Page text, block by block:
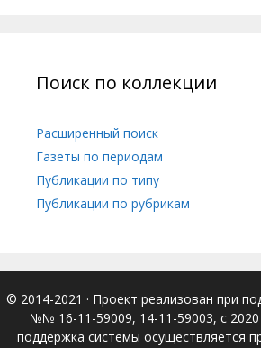
Поиск по коллекции
Расширенный поиск
Газеты по периодам
Публикации по типу
Публикации по рубрикам
© 2014-2021 · Проект реализован при
№№ 16-11-59009, 14-11-59003, с 2020
поддержка системы осуществляется